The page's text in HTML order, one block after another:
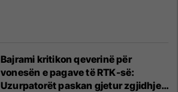
Bajrami kritikon qeverinë për
vonesën e pagave të RTK-së:
Uzurpatorët paskan gjetur zgjidhje